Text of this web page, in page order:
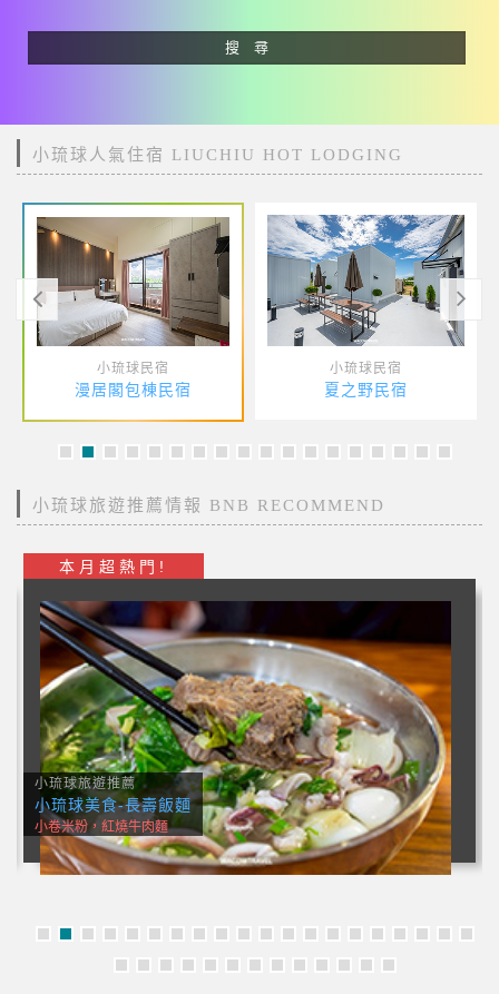
搜 尋
小琉球人氣住宿 LIUCHIU HOT LODGING
小琉球民宿
小黑人潛水旅店
小琉球民宿
小琉球晴海民宿
小琉球旅遊推薦情報 BNB RECOMMEND
本月超熱門!
小琉球公告
台灣好行小琉球線2026正式啟程
一日券套票只要100